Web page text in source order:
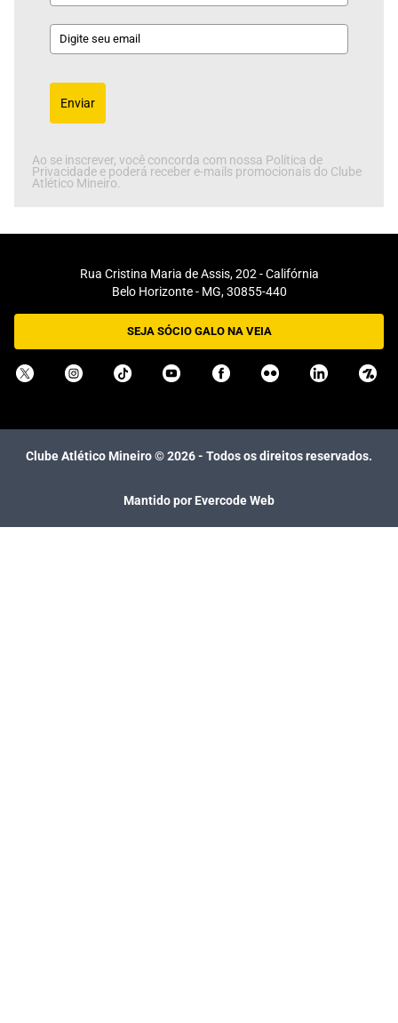
Enviar
Ao se inscrever, você concorda com nossa Política de
Privacidade e poderá receber e-mails promocionais do Clube
Atlético Mineiro.
Rua Cristina Maria de Assis, 202 - Califórnia
Belo Horizonte - MG, 30855-440
SEJA SÓCIO GALO NA VEIA
Clube Atlético Mineiro ©2026- Todos os direitos reservados.
Mantido por Evercode Web